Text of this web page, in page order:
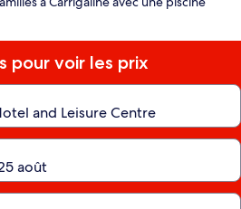
pour voir les prix